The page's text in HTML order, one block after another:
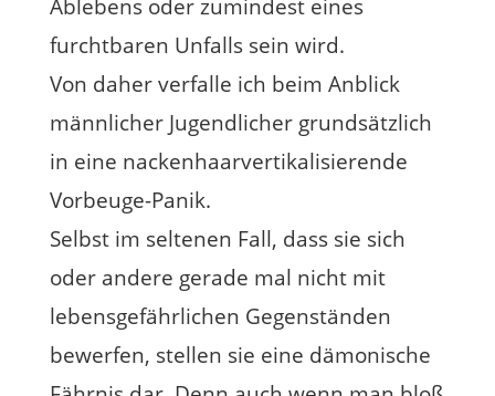
Ablebens oder zumindest eines
furchtbaren Unfalls sein wird.
Von daher verfalle ich beim Anblick
männlicher Jugendlicher grundsätzlich
in eine nackenhaarvertikalisierende
Vorbeuge-Panik.
Selbst im seltenen Fall, dass sie sich
oder andere gerade mal nicht mit
lebensgefährlichen Gegenständen
bewerfen, stellen sie eine dämonische